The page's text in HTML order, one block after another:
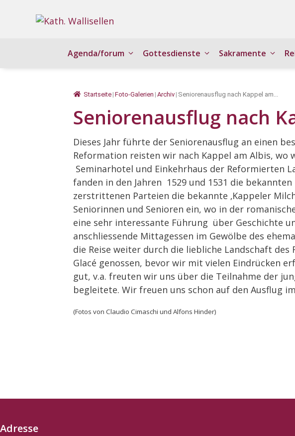
Agenda/forum Gottesdienste Sakramente
Startseite | Foto-Galerien | Archiv | Seniorenausflug nach Kappel am...
Seniorenausflug nach
Dieses Jahr führte der Seniorenausflug an einen
Reformation reisten wir nach Kappel am Albis,
Seminarhotel und Einkehrhaus der Reformierten
fanden in den Jahren 1529 und 1531 die
zerstrittenen Parteien die bekannte ‚Kappeler
Seniorinnen und Senioren ein, wo in der
eine sehr interessante Führung über Geschichte
anschliessende Mittagessen im Gewölbe des
die Reise weiter durch die liebliche Landschaft
Glacé genossen, bevor wir mit vielen Eindrücken
gut, v.a. freuten wir uns über die Teilnahme der
begleitete. Wir freuen uns schon auf den Ausflug
(Fotos von Claudio Cimaschi und Alfons Hinder)
Adresse